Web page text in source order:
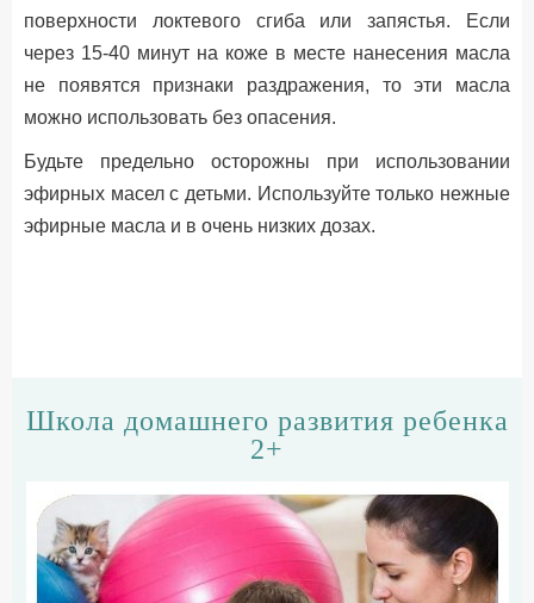
поверхности локтевого сгиба или запястья. Если
через 15-40 минут на коже в месте нанесения масла
не появятся признаки раздражения, то эти масла
можно использовать без опасения.
Будьте предельно осторожны при использовании
эфирных масел с детьми. Используйте только нежные
эфирные масла и в очень низких дозах.
Школа домашнего развития ребенка
2+